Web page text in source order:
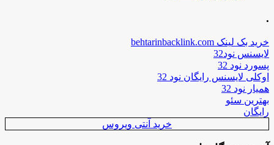
.
خرید بک لینک behtarinbacklink.com
لایسنس نود32
پسورد نود 32
اوکلی لایسنس رایگان نود 32
همیار نود 32
بهترین سئو
رایگان
خرید آنتی ویروس